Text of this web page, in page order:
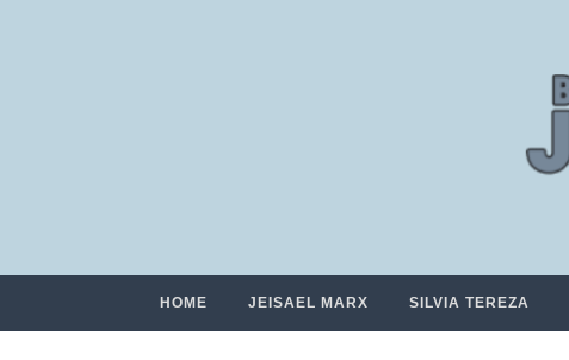
HOME JEISAEL MARX SILVIA TEREZA